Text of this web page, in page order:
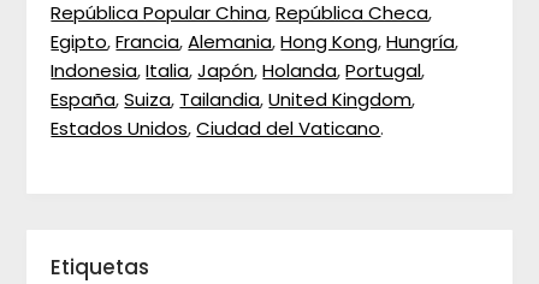
República Popular China,República Checa,
Egipto,Francia,Alemania,Hong Kong,Hungría,
Indonesia,Italia,Japón,Holanda,Portugal,
España,Suiza, Tailandia,United Kingdom,
Estados Unidos,Ciudad del Vaticano.
Etiquetas